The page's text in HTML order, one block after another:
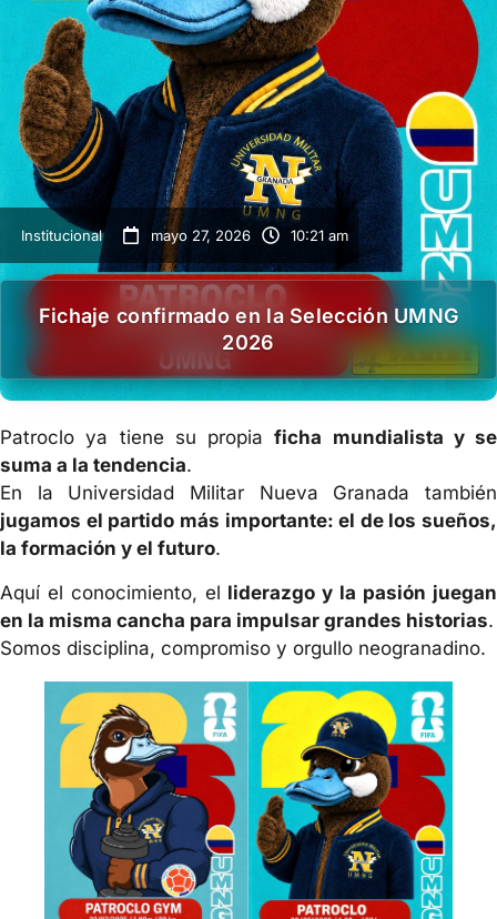
Institucional mayo 27, 2026 10:21 am
Fichaje confirmado en la Selección UMNG
2026
Patroclo ya tiene su propiaficha mundialista y se
suma a la tendencia.
En la Universidad Militar Nueva Granada también
jugamos el partido más importante: el de los sueños,
la formación y el futuro.
Aquí el conocimiento, el liderazgo y la pasión juegan
en la misma cancha para impulsar grandes historias.
Somos disciplina, compromiso y orgullo neogranadino.